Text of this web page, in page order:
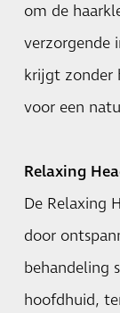
om de
verzorgende
krijgt zonder
voor een
Relaxing
De Relaxing
door
behandeling
hoofdhuid,